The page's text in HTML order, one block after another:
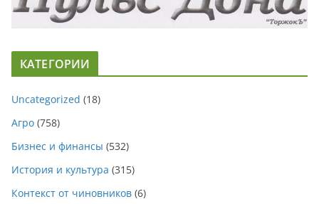
КАТЕГОРИИ
Uncategorized (18)
Агро (758)
Бизнес и финансы (532)
История и культура (315)
Контекст от чиновников (6)